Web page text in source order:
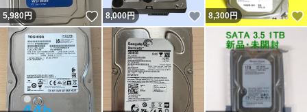
5,980円 いいね！
8,000円 いいね！
8,300円